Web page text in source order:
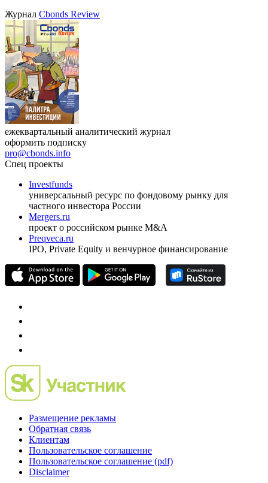
Журнал Cbonds Review
ежеквартальный аналитический журнал
оформить подписку
pro@cbonds.info
Спец проекты
Investfunds
универсальный ресурс по фондовому рынку для
частного инвестора России
Mergers.ru
проект о российском рынке M&A
Preqveca.ru
IPO, Private Equity и венчурное финансирование
Размещение рекламы
Обратная связь
Клиентам
Пользовательское соглашение
Пользовательское соглашение (pdf)
Disclaimer